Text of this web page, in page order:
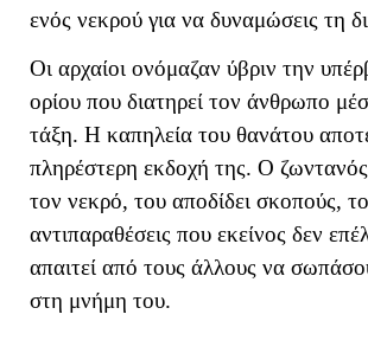
ενός νεκρού για να δυναμώσεις τη
Οι αρχαίοι ονόμαζαν ύβριν την
ορίου που διατηρεί τον άνθρωπο
τάξη. Η καπηλεία του θανάτου
πληρέστερη εκδοχή της. Ο ζωντανός
τον νεκρό, του αποδίδει σκοπούς,
αντιπαραθέσεις που εκείνος δεν
απαιτεί από τους άλλους να
στη μνήμη του.